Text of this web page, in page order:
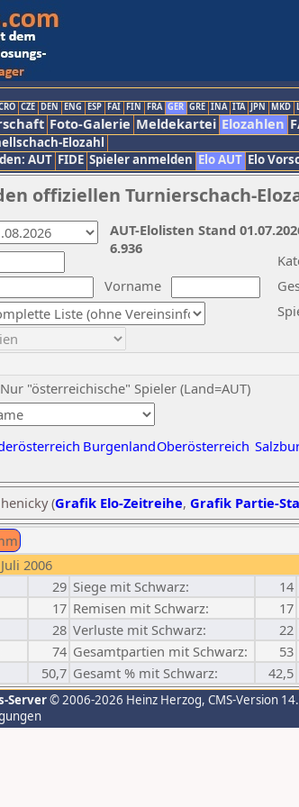
CZE DEN ENG ESP FAI FIN FRA GER GRE INA ITA JPN MKD
Foto-Galerie Meldekartei Elozahlen
Elozahl
AUT FIDE Spieler anmelden Elo AUT Elo
offiziellen Turnierschach-
Vorname
Nur "österreichische" Spieler (Land=AUT)
BurgenlandOberösterreich
AUT-Elolisten Stand
6.936
(Grafik Elo-Zeitreihe, Grafik Partie-
2006
29 Siege mit Schwarz: 14
17 Remisen mit Schwarz: 17
28 Verluste mit Schwarz: 22
74 Gesamtpartien mit Schwarz: 53
50,7 Gesamt % mit Schwarz: 42,5
Server© 2006-2026 Heinz Herzog, CMS-Version